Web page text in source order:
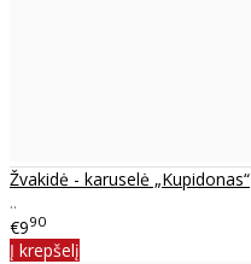
Žvakidė - karuselė „Kupidonas“
..
€990
Į krepšelį